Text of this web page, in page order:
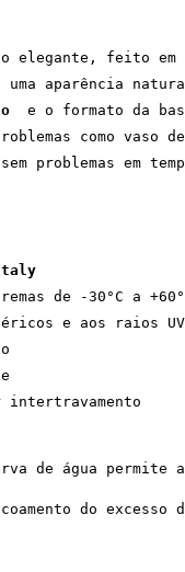
elegante, feito
uma aparência
e o formato da
como
problemas em
de -30°C a
e aos raios UV
de água permite
do